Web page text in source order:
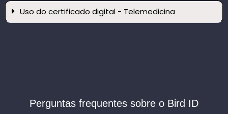
Uso do certificado digital - Telemedicina
Perguntas frequentes sobre o Bird ID